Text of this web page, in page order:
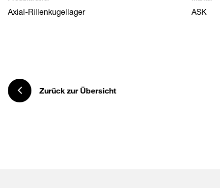
Axial-Rillenkugellager ASK
Zurück zur Übersicht